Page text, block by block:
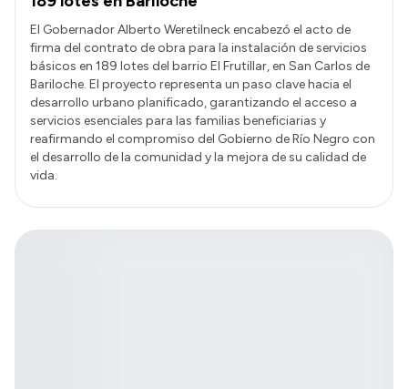
El Gobernador Alberto Weretilneck encabezó el acto de
firma del contrato de obra para la instalación de servicios
básicos en 189 lotes del barrio El Frutillar, en San Carlos de
Bariloche. El proyecto representa un paso clave hacia el
desarrollo urbano planificado, garantizando el acceso a
servicios esenciales para las familias beneficiarias y
reafirmando el compromiso del Gobierno de Río Negro con
el desarrollo de la comunidad y la mejora de su calidad de
vida.